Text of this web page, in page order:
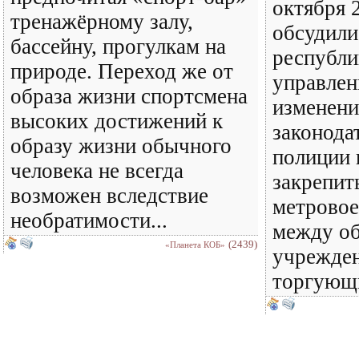
тренажёрному залу,
бассейну, прогулкам на
природе. Переход же от
образа жизни спортсмена
высоких достижений к
образу жизни обычного
человека не всегда
возможен вследствие
необратимости...
«Планета КОБ» (2439)
октября
полиции
между